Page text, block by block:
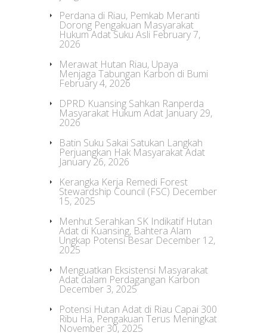
Perdana di Riau, Pemkab Meranti
Dorong Pengakuan Masyarakat
Hukum Adat Suku Asli February 7,
2026
Merawat Hutan Riau, Upaya
Menjaga Tabungan Karbon di Bumi
February 4, 2026
DPRD Kuansing Sahkan Ranperda
Masyarakat Hukum Adat January 29,
2026
Batin Suku Sakai Satukan Langkah
Perjuangkan Hak Masyarakat Adat
January 26, 2026
Kerangka Kerja Remedi Forest
Stewardship Council (FSC) December
15, 2025
Menhut Serahkan SK Indikatif Hutan
Adat di Kuansing, Bahtera Alam
Ungkap Potensi Besar December 12,
2025
Menguatkan Eksistensi Masyarakat
Adat dalam Perdagangan Karbon
December 3, 2025
Potensi Hutan Adat di Riau Capai 300
Ribu Ha, Pengakuan Terus Meningkat
November 30, 2025